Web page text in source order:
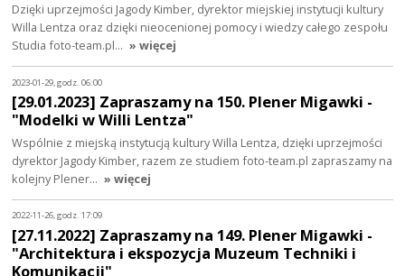
Dzięki uprzejmości Jagody Kimber, dyrektor miejskiej instytucji kultury
Willa Lentza oraz dzięki nieocenionej pomocy i wiedzy całego zespołu
Studia foto-team.pl… » więcej
2023-01-29, godz. 06:00
[29.01.2023] Zapraszamy na 150. Plener Migawki -
"Modelki w Willi Lentza"
Wspólnie z miejską instytucją kultury Willa Lentza, dzięki uprzejmości
dyrektor Jagody Kimber, razem ze studiem foto-team.pl zapraszamy na
kolejny Plener… » więcej
2022-11-26, godz. 17:09
[27.11.2022] Zapraszamy na 149. Plener Migawki -
"Architektura i ekspozycja Muzeum Techniki i
Komunikacji"